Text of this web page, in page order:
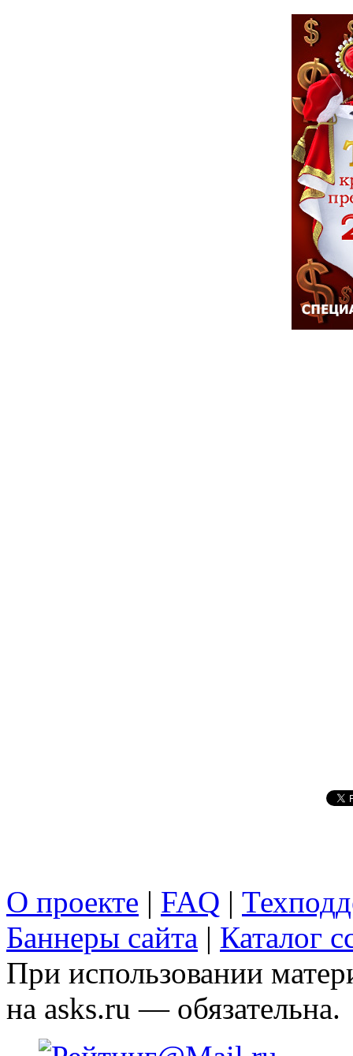
О проекте | FAQ |
Баннеры сайта | Каталог
При использовании
на asks.ru — обязательна.